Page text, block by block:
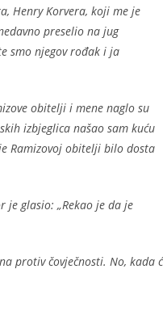
Henry Korvera, koji me je
preselio na jug
smo njegov rođak i ja
obitelji i mene naglo su
izbjeglica našao sam kuću
Ramizovoj obitelji bilo dosta
je glasio: „Rekao je da je
protiv čovječnosti. No, kada